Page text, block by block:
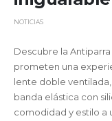
NOTICIAS
Descubre la
prometen una
lente doble
banda elástica con
comodidad y estilo a